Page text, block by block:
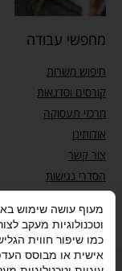
מחפשי עבודה
חיפוש משרות
קורסים וסדנאות
מרכזי תעסוקה
אודותינו
צור קשר
הסדרי נגישות
מדיניות פרטיות
וטכנולוגיות מעקב
כמו שיפור חווית
אישית או מבוסס